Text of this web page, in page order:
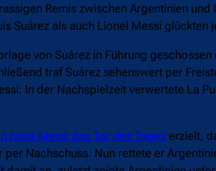
Remis zwischen Argentinien
Suárez als auch Lionel Messi glückten
von Suárez in Führung
traf Suárez sehenswert per
In der Nachspielzeit verwertete La
hatte Messi das Tor des Tages erzielt,
Nachschuss. Nun rettete er